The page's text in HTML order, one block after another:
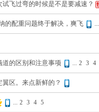
试飞过弯的时候是不是要减速？
的配重问题终于解决，爽飞 ...
道的区别和注意事项 ... 2 3 4
区。来点新鲜的？
... 2 3 4 5